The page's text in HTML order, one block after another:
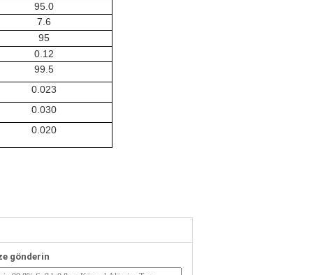
95. 0
7. 6
95
0. 12
99. 5
0.023
0.030
0.020
gönderin